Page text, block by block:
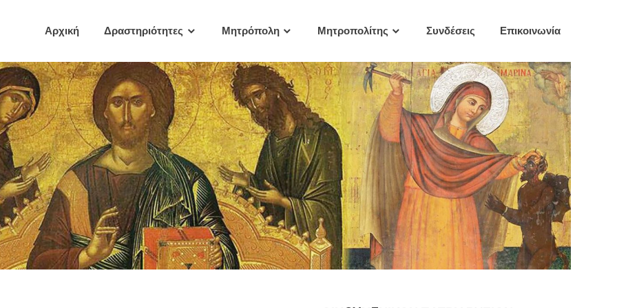
Αρχική Δραστηριότητες Μητρόπολη Μητροπολίτης Συνδέσεις Επικοινωνία